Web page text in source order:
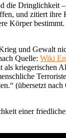
die Dringlichkeit
und zitiert ihre
Körper
und Gewalt
Quelle: Wiki
kriegerischen
(übersetzt nach
einer